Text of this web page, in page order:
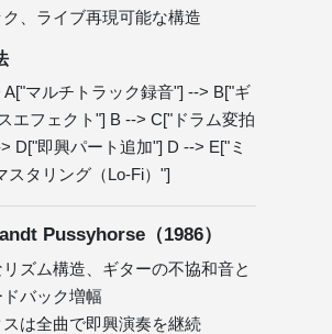
ク、ライブ再現可能な構造
A["マルチトラック録音"] --> B["ギ
エフェクト"] B --> C["ドラム変拍
D["即興パート追加"] D --> E["ミ
スタリング（Lo-Fi）"]
Pussyhorse（1986）
ズム構造、ギターの不協和音と
バック増幅
は全曲で即興演奏を継続